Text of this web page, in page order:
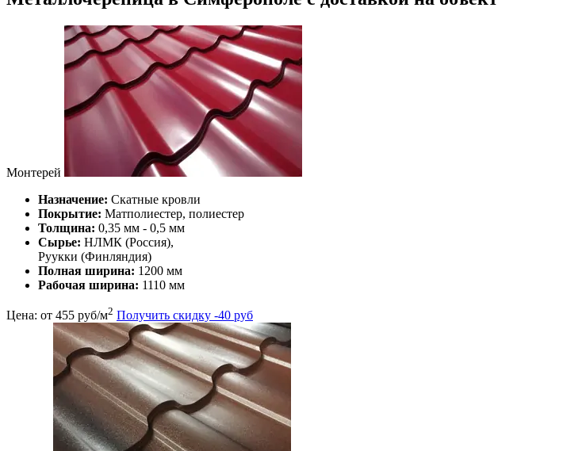
Монтерей
Назначение: Скатные кровли
Покрытие: Матполиестер, полиестер
Толщина: 0,35 мм - 0,5 мм
Сырье: НЛМК (Россия),
Руукки (Финляндия)
Полная ширина: 1200 мм
Рабочая ширина: 1110 мм
Цена: от 455 руб/м2 Получить скидку -40 руб